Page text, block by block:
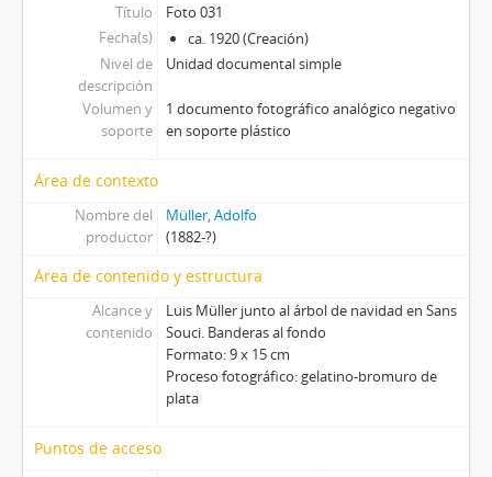
[Unidad documental simple] Foto 055, ca. 1920
[Unidad documental simple] Foto 056, ca. 1920
[Unidad documental simple] Foto 057, ca. 1920
[Unidad documental simple] Foto 059, ca. 1920
[Unidad documental simple] Foto 060, ca. 1920
[Unidad documental simple] Foto 063, ca. 1920
[Unidad documental simple] Foto 064, ca. 1920
[Unidad documental simple] Foto 065, ca. 1920
[Unidad documental simple] Foto 066, ca. 1920
[Unidad documental simple] Foto 067, ca. 1920
[Unidad documental simple] Foto 068, ca. 1922
[Unidad documental simple] Foto 069, ca. 1920
[Unidad documental simple] Foto 070, ca. 1920
[Unidad documental simple] Foto 072, ca. 1920
Título
Foto 031
Fecha(s)
ca. 1920 (Creación)
Nivel de
descripción
Unidad documental simple
Volumen y
soporte
1 documento fotográfico analógico negativo
en soporte plástico
Área de contexto
Nombre del
productor
Müller, Adolfo
(1882-?)
Área de contenido y estructura
Alcance y
contenido
Luis Müller junto al árbol de navidad en Sans
Souci. Banderas al fondo
Formato: 9 x 15 cm
Proceso fotográfico: gelatino-bromuro de
plata
Puntos de acceso